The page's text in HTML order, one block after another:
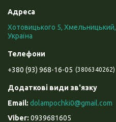
Хотовицького 5, Хмельницький,
Україна
+380 (93) 968-16-05 3806340262
dolampochki0@gmail.com
0939681605